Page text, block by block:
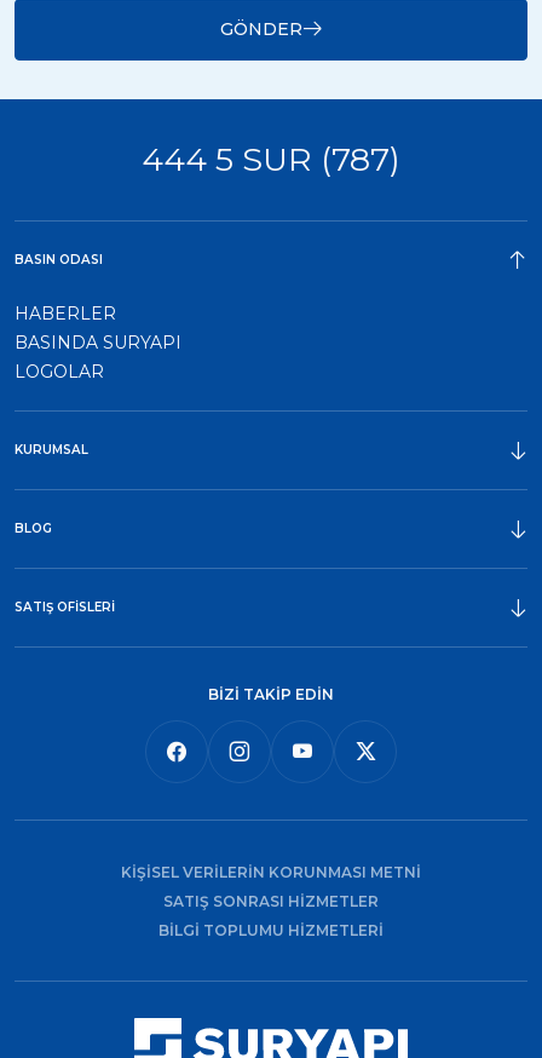
GÖNDER
444 5 SUR (787)
BİZİ TAKİP EDİN
BASIN ODASI
HABERLER
BASINDA SURYAPI
LOGOLAR
KURUMSAL
BLOG
SATIŞ OFİSLERİ
KİŞİSEL VERİLERİN KORUNMASI METNİ
SATIŞ SONRASI HİZMETLER
BİLGİ TOPLUMU HİZMETLERİ